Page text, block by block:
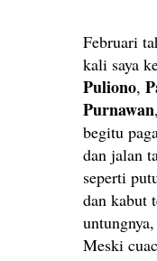
Februari
kali saya
Puliono,
Purnawan
begitu
dan jalan
seperti
dan kabut
Meski